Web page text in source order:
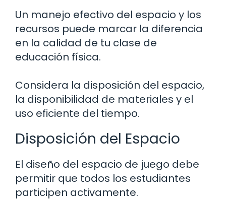
Un manejo efectivo del espacio y los
recursos puede marcar la diferencia
en la calidad de tu clase de
educación física.
Considera la disposición del espacio,
la disponibilidad de materiales y el
uso eficiente del tiempo.
Disposición del Espacio
El diseño del espacio de juego debe
permitir que todos los estudiantes
participen activamente.